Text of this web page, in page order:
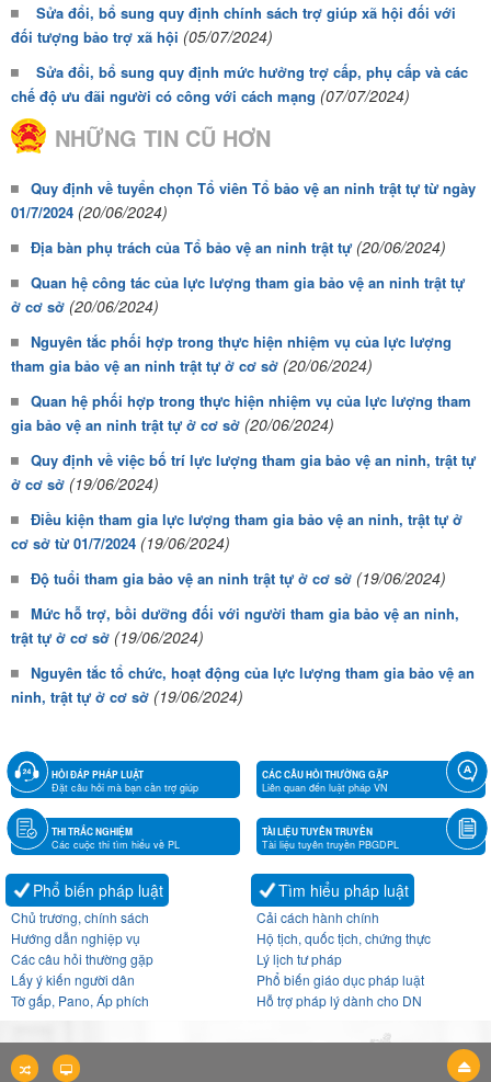
Sửa đổi, bổ sung quy định chính sách trợ giúp xã hội đối với
đối tượng bảo trợ xã hội (05/07/2024)
Sửa đổi, bổ sung quy định mức hưởng trợ cấp, phụ cấp và các
chế độ ưu đãi người có công với cách mạng (07/07/2024)
NHỮNG TIN CŨ HƠN
Quy định về tuyển chọn Tổ viên Tổ bảo vệ an ninh trật tự từ ngày
01/7/2024 (20/06/2024)
Địa bàn phụ trách của Tổ bảo vệ an ninh trật tự (20/06/2024)
Quan hệ công tác của lực lượng tham gia bảo vệ an ninh trật tự
ở cơ sở (20/06/2024)
Nguyên tắc phối hợp trong thực hiện nhiệm vụ của lực lượng
tham gia bảo vệ an ninh trật tự ở cơ sở (20/06/2024)
Quan hệ phối hợp trong thực hiện nhiệm vụ của lực lượng tham
gia bảo vệ an ninh trật tự ở cơ sở (20/06/2024)
Quy định về việc bố trí lực lượng tham gia bảo vệ an ninh, trật tự
ở cơ sở (19/06/2024)
Điều kiện tham gia lực lượng tham gia bảo vệ an ninh, trật tự ở
cơ sở từ 01/7/2024 (19/06/2024)
Độ tuổi tham gia bảo vệ an ninh trật tự ở cơ sở (19/06/2024)
Mức hỗ trợ, bồi dưỡng đối với người tham gia bảo vệ an ninh,
trật tự ở cơ sở (19/06/2024)
Nguyên tắc tổ chức, hoạt động của lực lượng tham gia bảo vệ an
ninh, trật tự ở cơ sở (19/06/2024)
HỎI ĐÁP PHÁP LUẬT
Đặt câu hỏi mà bạn cần trợ giúp
CÁC CÂU HỎI THƯỜNG GẶP
Liên quan đến luật pháp VN
THI TRẮC NGHIỆM
Các cuộc thi tìm hiểu về PL
TÀI LIỆU TUYÊN TRUYỀN
Tài liệu tuyên truyền PBGDPL
Phổ biến pháp luật
Chủ trương, chính sách
Hướng dẫn nghiệp vụ
Các câu hỏi thường gặp
Lấy ý kiến người dân
Tờ gấp, Pano, Áp phích
Tìm hiểu pháp luật
Cải cách hành chính
Hộ tịch, quốc tịch, chứng thực
Lý lịch tư pháp
Phổ biến giáo dục pháp luật
Hỗ trợ pháp lý dành cho DN